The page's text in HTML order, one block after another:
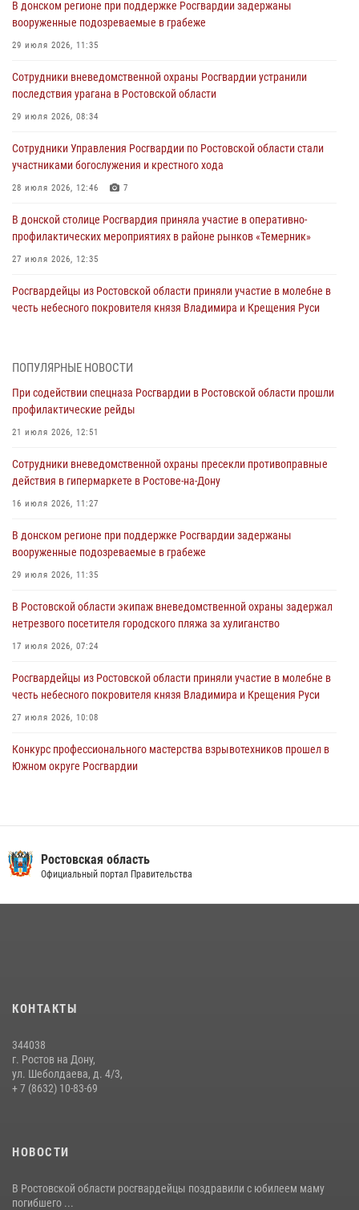
В донском регионе при поддержке Росгвардии задержаны
вооруженные подозреваемые в грабеже
29 июля 2026, 11:35
Сотрудники вневедомственной охраны Росгвардии устранили
последствия урагана в Ростовской области
29 июля 2026, 08:34
Сотрудники Управления Росгвардии по Ростовской области стали
участниками богослужения и крестного хода
28 июля 2026, 12:46 7
В донской столице Росгвардия приняла участие в оперативно-
профилактических мероприятиях в районе рынков «Темерник»
27 июля 2026, 12:35
Росгвардейцы из Ростовской области приняли участие в молебне в
честь небесного покровителя князя Владимира и Крещения Руси
При содействии спецназа Росгвардии в Ростовской области прошли
21 июля 2026, 12:51
В Ростовской области экипаж вневедомственной охраны задержал
17 июля 2026, 07:24
Сотрудники вневедомственной охраны пресекли противоправные
16 июля 2026, 11:27
Конкурс профессионального мастерства взрывотехников прошел в
ПОПУЛЯРНЫЕ НОВОСТИ
При содействии спецназа Росгвардии в Ростовской области прошли
профилактические рейды
21 июля 2026, 12:51
Сотрудники вневедомственной охраны пресекли противоправные
действия в гипермаркете в Ростове-на-Дону
16 июля 2026, 11:27
В донском регионе при поддержке Росгвардии задержаны
вооруженные подозреваемые в грабеже
29 июля 2026, 11:35
В Ростовской области экипаж вневедомственной охраны задержал
нетрезвого посетителя городского пляжа за хулиганство
17 июля 2026, 07:24
Росгвардейцы из Ростовской области приняли участие в молебне в
честь небесного покровителя князя Владимира и Крещения Руси
27 июля 2026, 10:08
Конкурс профессионального мастерства взрывотехников прошел в
Южном округе Росгвардии
продажи
13 июля 2026, 10:22
В донской столице Росгвардия приняла участие в оперативно-
профилактических мероприятиях в районе рынков «Темерник»
27 июля 2026, 12:35
Ростовская область
Официальный портал Правительства
КОНТАКТЫ
344038
г. Ростов на Дону,
ул. Шеболдаева, д. 4/3,
+ 7 (8632) 10-83-69
НОВОСТИ
В Ростовской области росгвардейцы поздравили с юбилеем маму
погибшего ...